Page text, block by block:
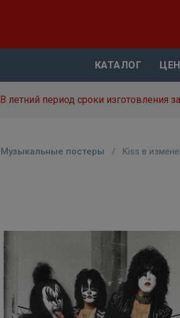
КАТАЛОГ
В летний период сроки изготовления
Музыкальные постеры / Kiss в